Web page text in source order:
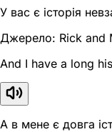
У вас є історія
Джерело: Rick and
And I have a long
А в мене є довга